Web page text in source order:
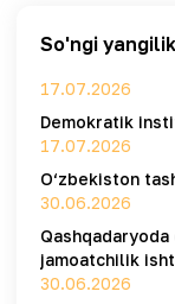
So'ngi
17.07.2026
Demokratik
17.07.2026
O‘zbekiston
30.06.2026
jamoatchilik
30.06.2026